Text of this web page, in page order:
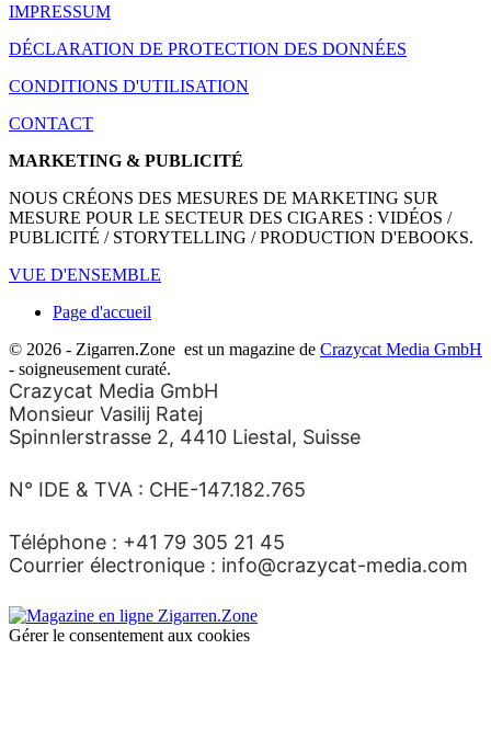
IMPRESSUM
DÉCLARATION DE PROTECTION DES DONNÉES
CONDITIONS D'UTILISATION
CONTACT
MARKETING & PUBLICITÉ
NOUS CRÉONS DES MESURES DE MARKETING SUR
MESURE POUR LE SECTEUR DES CIGARES : VIDÉOS /
PUBLICITÉ / STORYTELLING / PRODUCTION D'EBOOKS.
VUE D'ENSEMBLE
Page d'accueil
© 2026 - Zigarren.Zone est un magazine de Crazycat Media GmbH
- soigneusement curaté.
Crazycat Media GmbH
Monsieur Vasilij Ratej
Spinnlerstrasse 2, 4410 Liestal, Suisse
N° IDE & TVA : CHE-147.182.765
Téléphone : +41 79 305 21 45
Courrier électronique : info@crazycat-media.com
Gérer le consentement aux cookies